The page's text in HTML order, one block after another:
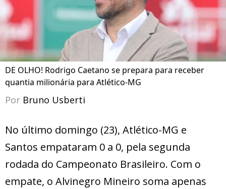
DE OLHO! Rodrigo Caetano se prepara para receber
quantia milionária para Atlético-MG
Por Bruno Usberti
No último domingo (23), Atlético-MG e
Santos empataram 0 a 0, pela segunda
rodada do Campeonato Brasileiro. Com o
empate, o Alvinegro Mineiro soma apenas